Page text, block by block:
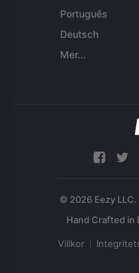
Português
Deutsch
Mer...
© 2026 Eezy
Villkor